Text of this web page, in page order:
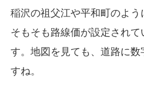
稲沢の祖父江や平和町のよう
そもそも路線価が設定されて
す。地図を見ても、道路に
すね。